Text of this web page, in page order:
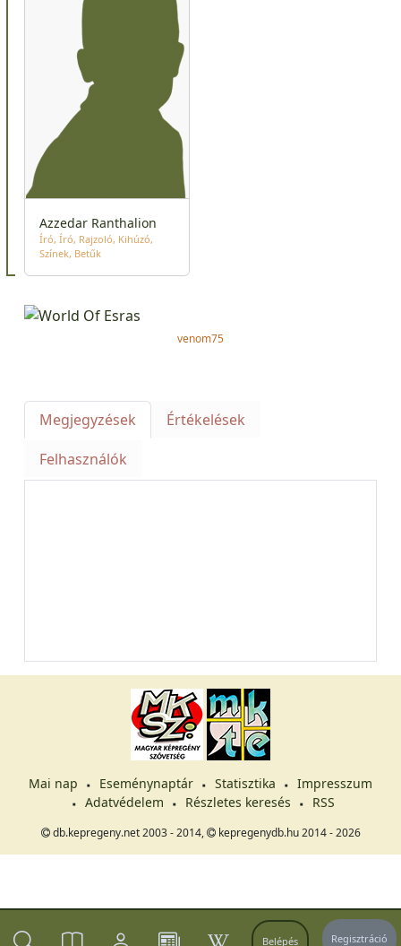
Belépés Regisztráció
Azzedar Ranthalion
Író Író Rajzoló Kihúzó
Színek Betűk
venom75
Megjegyzések
Értékelések
Felhasználók
Mai nap Eseménynaptár Statisztika
Impresszum
Adatvédelem
Részletes keresés RSS
db.kepregeny.net 2003 - 2014, kepregenydb.hu 2014 - 2026